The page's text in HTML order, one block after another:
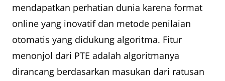
mendapatkan perhatian dunia karena format
online yang inovatif dan metode penilaian
otomatis yang didukung algoritma. Fitur
menonjol dari PTE adalah algoritmanya
dirancang berdasarkan masukan dari ratusan